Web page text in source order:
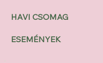
HAVI CSOMAG
ESEMÉNYEK